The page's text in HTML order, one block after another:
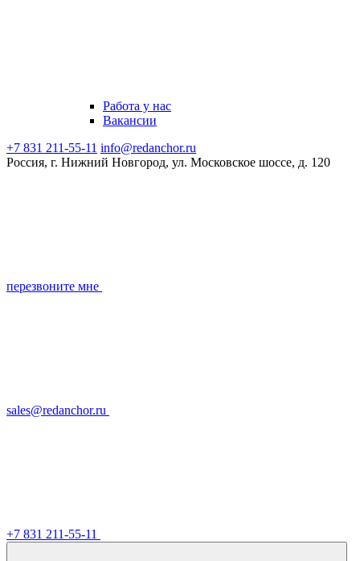
Работа у нас
Вакансии
+7 831 211-55-11 info@redanchor.ru
Россия, г. Нижний Новгород, ул. Московское шоссе, д. 120
перезвоните мне
sales@redanchor.ru
+7 831 211-55-11